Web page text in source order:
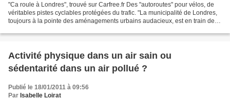
"Ca roule à Londres", trouvé sur Carfree.fr Des "autoroutes" pour vélos, de
véritables pistes cyclables protégées du trafic. "La municipalité de Londres,
toujours à la pointe des aménagements urbains audacieux, est en train de
Activité physique dans un air sain ou
sédentarité dans un air pollué ?
Publié le 18/01/2011 à 09:56
Par Isabelle Loirat